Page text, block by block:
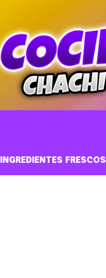
INGREDIENTES FRESCOS